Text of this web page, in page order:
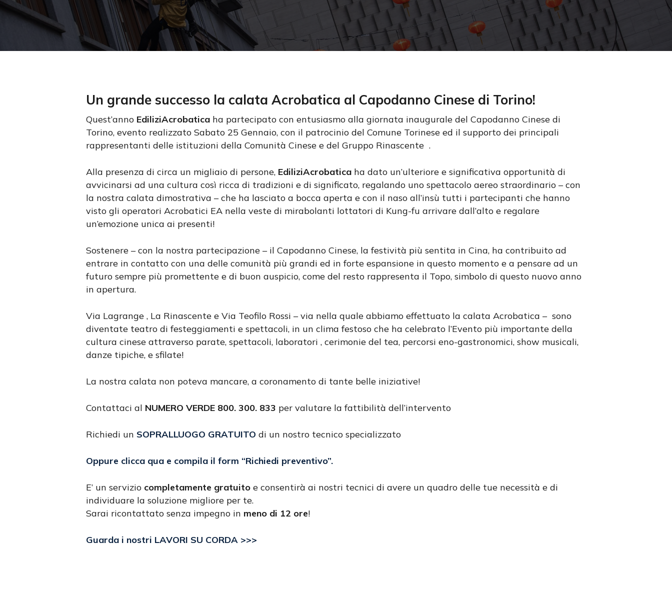
Un grande successo la calata Acrobatica al Capodanno Cinese di Torino!
Quest’anno EdiliziAcrobatica ha partecipato con entusiasmo alla giornata inaugurale del Capodanno Cinese di
Torino, evento realizzato Sabato 25 Gennaio, con il patrocinio del Comune Torinese ed il supporto dei principali
rappresentanti delle istituzioni della Comunità Cinese e del Gruppo Rinascente .
Alla presenza di circa un migliaio di persone, EdiliziAcrobatica ha dato un’ulteriore e significativa opportunità di
avvicinarsi ad una cultura così ricca di tradizioni e di significato, regalando uno spettacolo aereo straordinario – con
la nostra calata dimostrativa – che ha lasciato a bocca aperta e con il naso all’insù tutti i partecipanti che hanno
visto gli operatori Acrobatici EA nella veste di mirabolanti lottatori di Kung-fu arrivare dall’alto e regalare
un’emozione unica ai presenti!
Sostenere – con la nostra partecipazione – il Capodanno Cinese, la festività più sentita in Cina, ha contribuito ad
entrare in contatto con una delle comunità più grandi ed in forte espansione in questo momento e a pensare ad un
futuro sempre più promettente e di buon auspicio, come del resto rappresenta il Topo, simbolo di questo nuovo anno
in apertura.
Via Lagrange , La Rinascente e Via Teofilo Rossi – via nella quale abbiamo effettuato la calata Acrobatica – sono
diventate teatro di festeggiamenti e spettacoli, in un clima festoso che ha celebrato l’Evento più importante della
cultura cinese attraverso parate, spettacoli, laboratori , cerimonie del tea, percorsi eno-gastronomici, show musicali,
danze tipiche, e sfilate!
La nostra calata non poteva mancare, a coronamento di tante belle iniziative!
Contattaci al NUMERO VERDE 800. 300. 833 per valutare la fattibilità dell’intervento
Richiedi un SOPRALLUOGO GRATUITO di un nostro tecnico specializzato
Oppure clicca qua e compila il form “Richiedi preventivo”.
E’ un servizio completamente gratuito e consentirà ai nostri tecnici di avere un quadro delle tue necessità e di
individuare la soluzione migliore per te.
Sarai ricontattato senza impegno in meno di 12 ore!
Guarda i nostri LAVORI SU CORDA >>>